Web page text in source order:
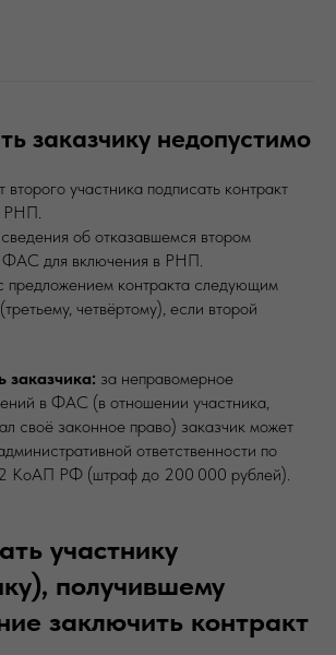
заказчику недопустимо
второго участника подписать контракт
РНП.
об отказавшемся втором
ФАС для включения в РНП.
предложением контракта следующим
четвёртому), если второй
заказчика: за неправомерное
в ФАС (в отношении участника,
своё законное право) заказчик может
ответственности по
КоАП РФ (штраф до 200 000 рублей).
участнику
получившему
заключить контракт